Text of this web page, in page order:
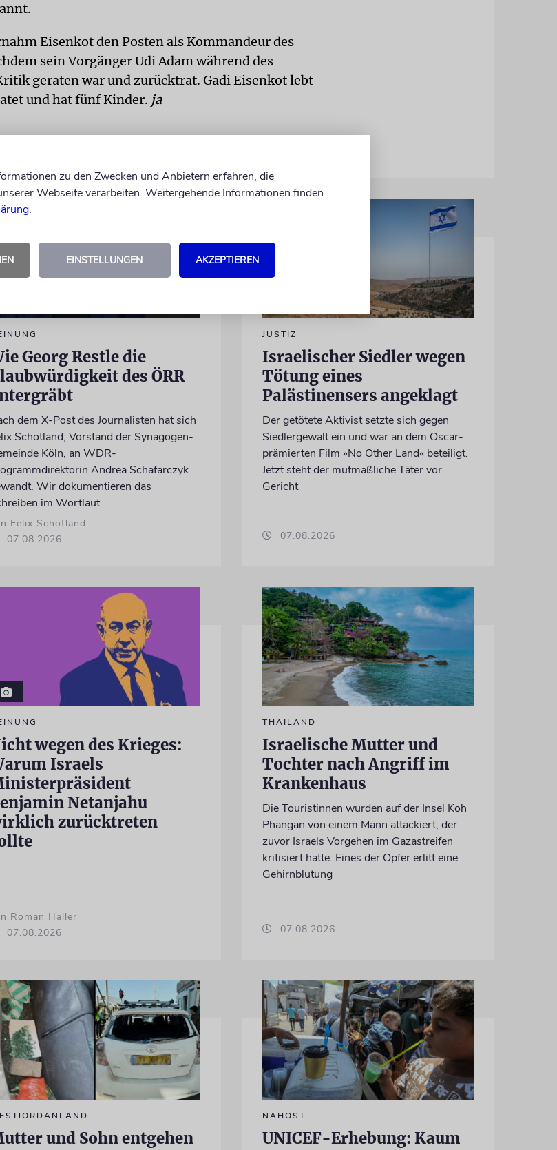
Eisenkot den Posten als Kommandeur des
sein Vorgänger Udi Adam während des
geraten war und zurücktrat. Gadi Eisenkot lebt
und hat fünf Kinder. ja
Georg Restle die
des ÖRR
dem X-Post des Journalisten hat sich
Schotland, Vorstand der Synagogen-
Köln, an WDR-
Andrea Schafarczyk
Wir dokumentieren das
im Wortlaut
Felix Schotland
07.08.2026
JUSTIZ
Israelischer Siedler wegen
Tötung eines
Palästinensers angeklagt
Der getötete Aktivist setzte sich gegen
Siedlergewalt ein und war an dem Oscar-
prämierten Film »No Other Land« beteiligt.
Jetzt steht der mutmaßliche Täter vor
Gericht
07.08.2026
wegen des Krieges:
Israels
Netanjahu
zurücktreten
Roman Haller
07.08.2026
THAILAND
Israelische Mutter und
Tochter nach Angriff im
Krankenhaus
Die Touristinnen wurden auf der Insel Koh
Phangan von einem Mann attackiert, der
zuvor Israels Vorgehen im Gazastreifen
kritisiert hatte. Eines der Opfer erlitt eine
Gehirnblutung
07.08.2026
und Sohn entgehen
NAHOST
UNICEF-Erhebung: Kaum
zu den Zwecken und Anbietern erfahren, die
Webseite verarbeiten. Weitergehende Informationen finden
.
EINSTELLUNGEN AKZEPTIEREN